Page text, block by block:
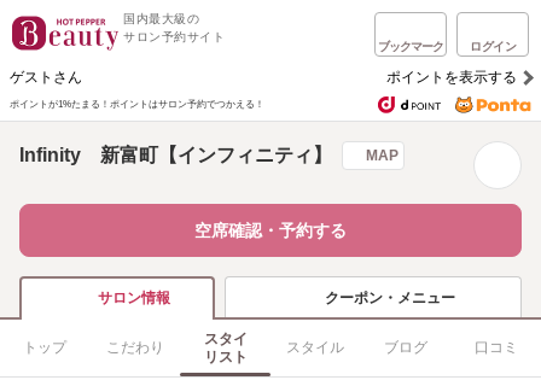
国内最大級の
サロン予約サイト
ブックマーク ログイン
ゲストさん ポイントを表示する
ポイントが1%たまる！ ポイントはサロン予約でつかえる！
Infinity 新富町【インフィニティ】 MAP
空席確認・予約する
サロン情報 クーポン・メニュー
トップ こだわり
スタイ
リスト
スタイル ブログ 口コミ